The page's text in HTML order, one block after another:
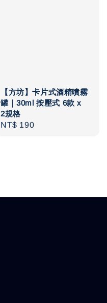
【方坊】卡片式酒精噴霧
罐｜30ml 按壓式 6款 x
2規格
Regular
NT$ 190